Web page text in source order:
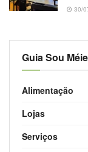
30/
Guia Sou
Alimentação
Lojas
Serviços